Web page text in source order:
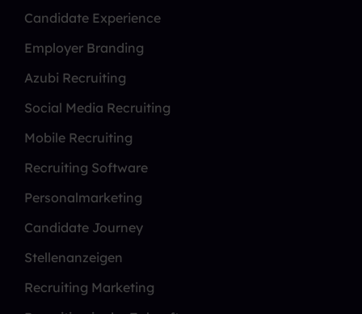
Candidate Experience
Employer Branding
Azubi Recruiting
Social Media Recruiting
Mobile Recruiting
Recruiting Software
Personalmarketing
Candidate Journey
Stellenanzeigen
Recruiting Marketing